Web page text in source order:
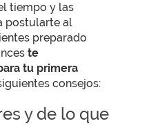
tiempo y las
postularte al
preparado
te
tu primera
consejos:
y de lo que